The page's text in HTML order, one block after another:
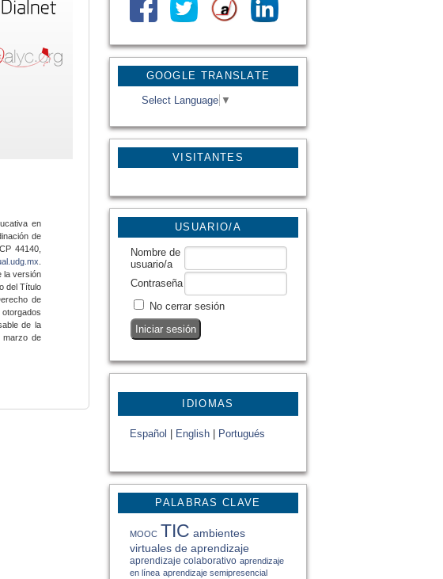
GOOGLE TRANSLATE
Select Language ▼
VISITANTES
USUARIO/A
Nombre de
usuario/a
Contraseña
No cerrar sesión
IDIOMAS
Español English Portugués
PALABRAS CLAVE
MOOC TIC ambientes
virtuales de aprendizaje
aprendizaje colaborativo aprendizaje
en línea aprendizaje semipresencial
en
de
44140,
la versión
del Título
de
de la
marzo de